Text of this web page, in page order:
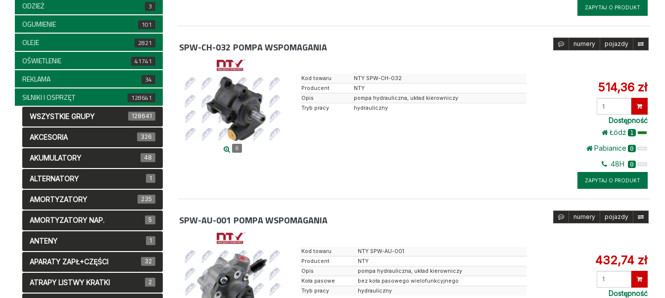
ZAPYTAJ O PRODUKT
SPW-CH-032 POMPA WSPOMAGANIA numery pojazdy
6
514,36 zł
Dostępność
Łódż 1
Pabianice 0
48H 0
ZAPYTAJ O PRODUKT
Kod towaru
NTY SPW-CH-032
Producent
NTY
Opis
pompa hydrauliczna, układ kierowniczy
Tryb pracy
hydrauliczny
SPW-AU-001 POMPA WSPOMAGANIA numery pojazdy
432,74 zł
Wprowadź
Dostępność
Kod towaru
NTY SPW-AU-001
Producent
NTY
Opis
pompa hydrauliczna, układ kierowniczy
Koła pasowe
bez koła pasowego wielofunkcyjnego
Tryb pracy
hydrauliczny
ODZIEŻ 3
OGUMIENIE 101
OLEJE 2821
OŚWIETLENIE 41741
REKLAMA 34
SILNIKI I OSPRZĘT 128641
WSZYSTKIE GRUPY 128641
AKCESORIA 326
AKUMULATORY 48
ALTERNATORY 1
AMORTYZATORY 235
AMORTYZATORY NAP. 5
ANTENY 1
APARATY ZAPŁ+CZĘŚCI 32
ATRAPY LISTWY KRATKI 2